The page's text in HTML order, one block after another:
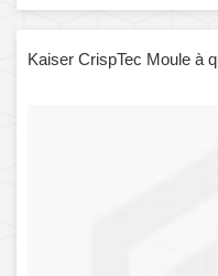
Kaiser CrispTec Moule à